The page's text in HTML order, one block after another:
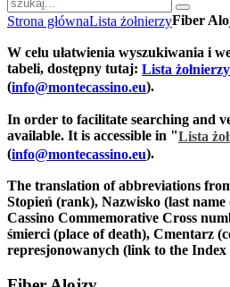
Strona głównaLista żołnierzyFiber
W celu ułatwienia wyszukiwania i
tabeli, dostępny tutaj: Lista żołnierzy
(info@montecassino.eu).
In order to facilitate searching and
available. It is accessible in "Lista
(info@montecassino.eu).
The translation of abbreviations
Stopień (rank), Nazwisko (last
Cassino Commemorative Cross
śmierci (place of death), Cmentarz
represjonowanych (link to the Index